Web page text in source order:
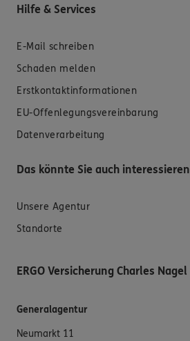
Hilfe & Services
E-Mail schreiben
Schaden melden
Erstkontaktinformationen
EU-Offenlegungsvereinbarung
Datenverarbeitung
Das könnte Sie auch interessieren
Unsere Agentur
Standorte
ERGO Versicherung Charles Nagel
Generalagentur
Neumarkt 11